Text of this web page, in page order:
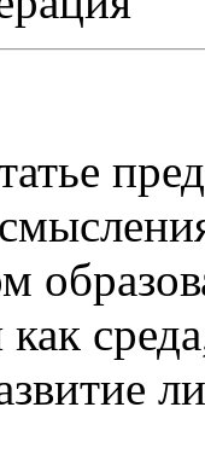
как